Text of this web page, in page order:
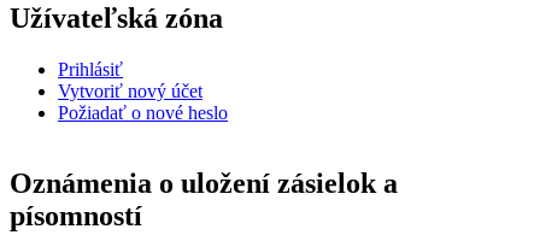
Užívateľská zóna
Prihlásiť
Vytvoriť nový účet
Požiadať o nové heslo
Oznámenia o uložení zásielok a
písomností